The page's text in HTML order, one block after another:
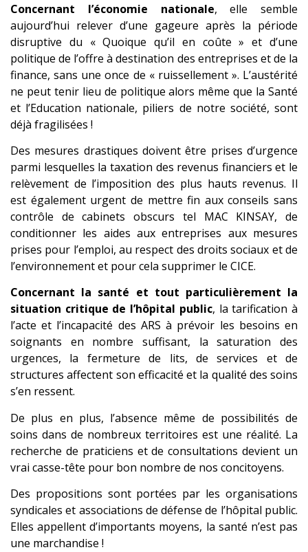
Concernant l’économie nationale, elle semble
aujourd’hui relever d’une gageure après la période
disruptive du « Quoique qu’il en coûte » et d’une
politique de l’offre à destination des entreprises et de la
finance, sans une once de « ruissellement ». L’austérité
ne peut tenir lieu de politique alors même que la Santé
et l’Education nationale, piliers de notre société, sont
déjà fragilisées !
Des mesures drastiques doivent être prises d’urgence
parmi lesquelles la taxation des revenus financiers et le
relèvement de l’imposition des plus hauts revenus. Il
est également urgent de mettre fin aux conseils sans
contrôle de cabinets obscurs tel MAC KINSAY, de
conditionner les aides aux entreprises aux mesures
prises pour l’emploi, au respect des droits sociaux et de
l’environnement et pour cela supprimer le CICE.
Concernant la santé et tout particulièrement la
situation critique de l’hôpital public, la tarification à
l’acte et l’incapacité des ARS à prévoir les besoins en
soignants en nombre suffisant, la saturation des
urgences, la fermeture de lits, de services et de
structures affectent son efficacité et la qualité des soins
s’en ressent.
De plus en plus, l’absence même de possibilités de
soins dans de nombreux territoires est une réalité. La
recherche de praticiens et de consultations devient un
vrai casse-tête pour bon nombre de nos concitoyens.
Des propositions sont portées par les organisations
syndicales et associations de défense de l’hôpital public.
Elles appellent d’importants moyens, la santé n’est pas
une marchandise !